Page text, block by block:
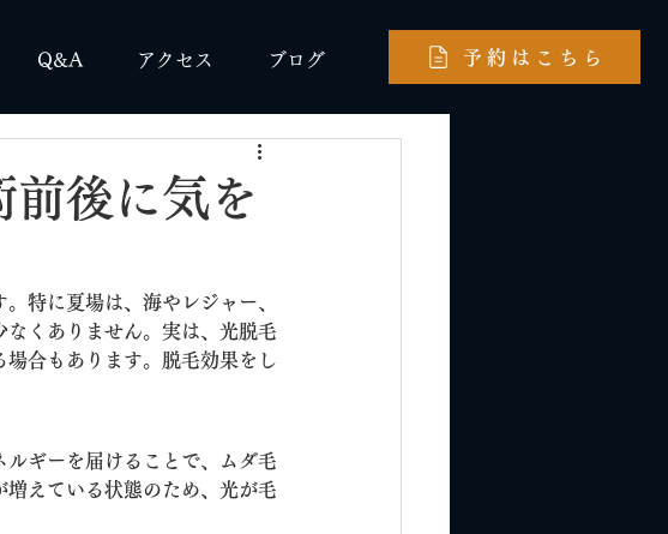
Q&A アクセス ブログ 予約はこちら
前後に気を
特に夏場は、海やレジャー、
くありません。実は、光脱毛
合もあります。脱毛効果をし
ギーを届けることで、ムダ毛
えている状態のため、光が毛